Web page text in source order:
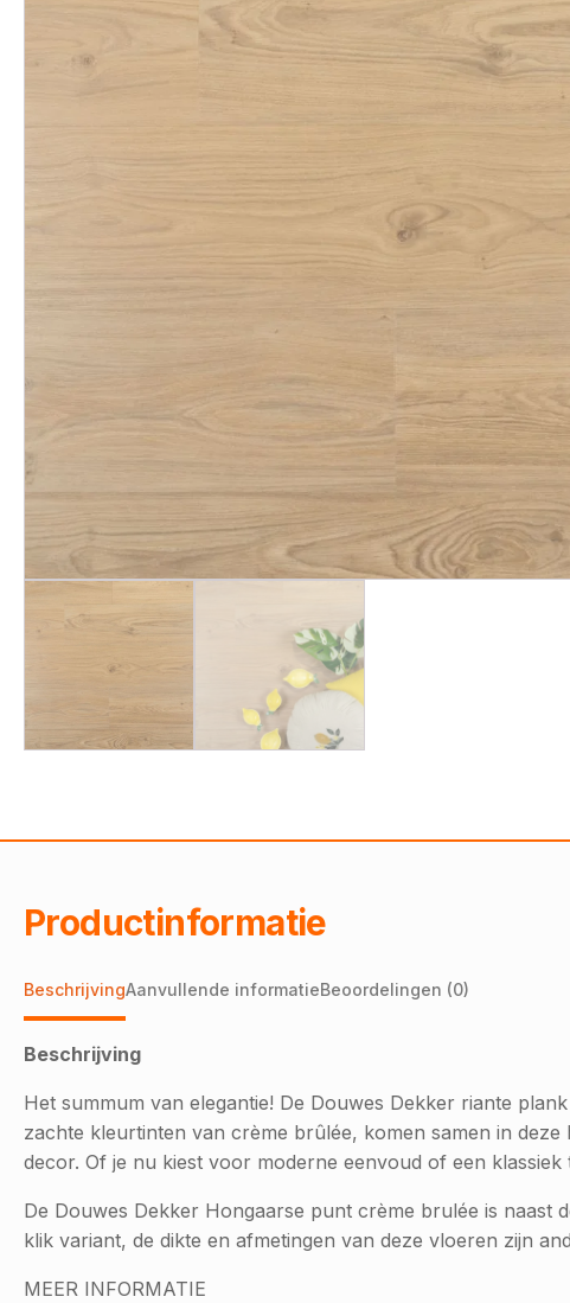
Productinformatie
BeschrijvingAanvullende informatieBeoordelingen (0)
Beschrijving
Het summum van elegantie! De Douwes Dekker riante
zachte kleurtinten van crème brûlée, komen samen in
decor. Of je nu kiest voor moderne eenvoud of een
De Douwes Dekker Hongaarse punt crème brulée is naast
klik variant, de dikte en afmetingen van deze vloeren zijn
MEER INFORMATIE